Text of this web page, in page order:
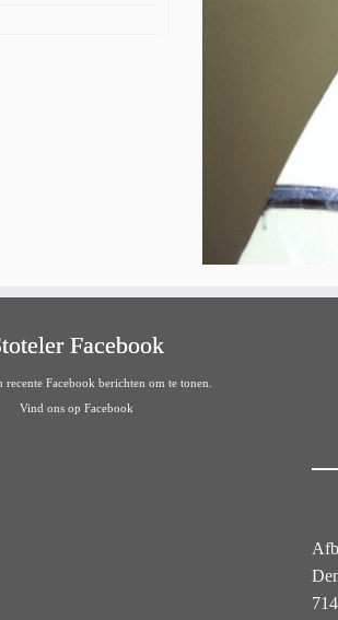
Facebook
recente Facebook berichten om te tonen.
Vind ons op Facebook